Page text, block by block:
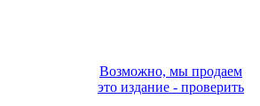
Возможно, мы продаем
это издание - проверить